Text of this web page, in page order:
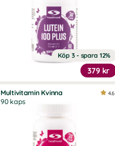
Köp 3 - spara 12%
379 kr
Multivitamin Kvinna
90 kaps
4.6